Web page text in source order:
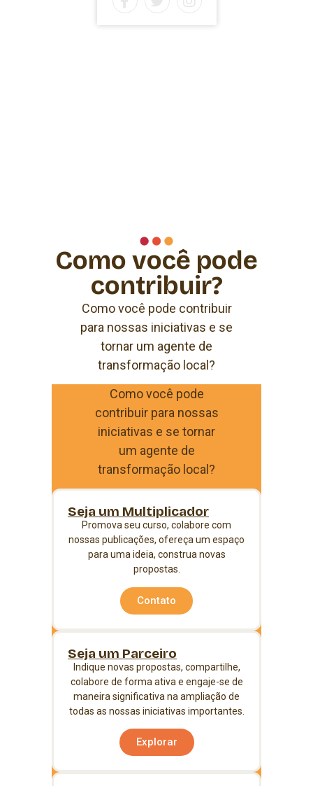
Como você pode
contribuir para nossas
iniciativas e se tornar
um agente de
transformação local?
Seja um Multiplicador
Promova seu curso, colabore com
nossas publicações, ofereça um espaço
para uma ideia, construa novas
propostas.
Contato
Seja um Parceiro
Explorar
Indique novas propostas, compartilhe,
colabore de forma ativa e engaje-se de
maneira significativa na ampliação de
todas as nossas iniciativas importantes.
Como você pode
contribuir?
Como você pode contribuir
para nossas iniciativas e se
tornar um agente de
transformação local?